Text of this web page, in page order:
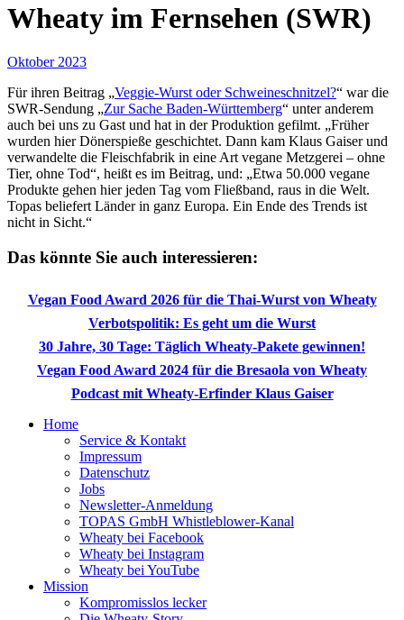
Wheaty im Fernsehen (SWR)
Oktober 2023
Für ihren Beitrag „Veggie-Wurst oder Schweineschnitzel?“ war die
SWR-Sendung „Zur Sache Baden-Württemberg“ unter anderem
auch bei uns zu Gast und hat in der Produktion gefilmt. „Früher
wurden hier Dönerspieße geschichtet. Dann kam Klaus Gaiser und
verwandelte die Fleischfabrik in eine Art vegane Metzgerei – ohne
Tier, ohne Tod“, heißt es im Beitrag, und: „Etwa 50.000 vegane
Produkte gehen hier jeden Tag vom Fließband, raus in die Welt.
Topas beliefert Länder in ganz Europa. Ein Ende des Trends ist
nicht in Sicht.“
Das könnte Sie auch interessieren:
Vegan Food Award 2026 für die Thai-Wurst von Wheaty
Verbotspolitik: Es geht um die Wurst
30 Jahre, 30 Tage: Täglich Wheaty-Pakete gewinnen!
Vegan Food Award 2024 für die Bresaola von Wheaty
Podcast mit Wheaty-Erfinder Klaus Gaiser
Home
Service & Kontakt
Impressum
Datenschutz
Jobs
Newsletter-Anmeldung
TOPAS GmbH Whistleblower-Kanal
Wheaty bei Facebook
Wheaty bei Instagram
Wheaty bei YouTube
Mission
Kompromisslos lecker